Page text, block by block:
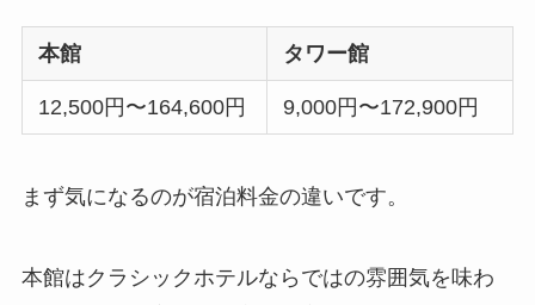
本館 タワー館
12,500円〜164,600円 9,000円〜172,900円
まず気になるのが宿泊料金の違いです。
本館はクラシックホテルならではの雰囲気を味わ